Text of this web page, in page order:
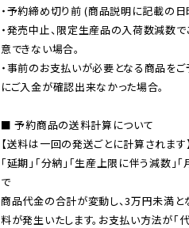
・予約締め切り前 (商品説明に記載の
・発売中止、限定生産品の入荷数減数
意できない場合。
・事前のお支払いが必要となる商品を
にご入金が確認出来なかった場合。
■ 予約商品の送料計算について
【送料は一回の発送ごとに計算されます
「延期」「分納」「生産上限に伴う減数」
で
商品代金の合計が変動し、3万円未満と
料が発生いたします。お支払い方法が「